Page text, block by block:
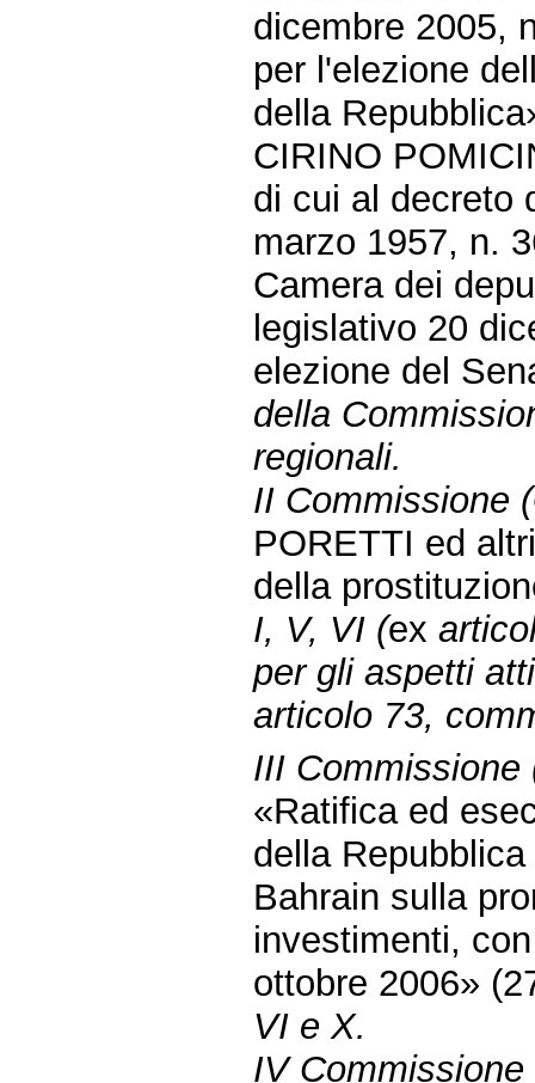
dicembre 2005,
per l'elezione
della
CIRINO
di cui al decreto
marzo 1957, n.
Camera dei
legislativo 20
elezione del
della
regionali.
II Commissione
PORETTI ed
della
I, V, VI (ex
per gli aspetti
articolo 73,
III Commissione
«Ratifica ed
della
Bahrain sulla
investimenti,
ottobre 2006»
VI e X.
IV